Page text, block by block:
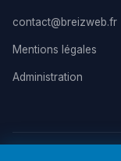
contact@breizweb.fr
Mentions légales
Administration
© 2026